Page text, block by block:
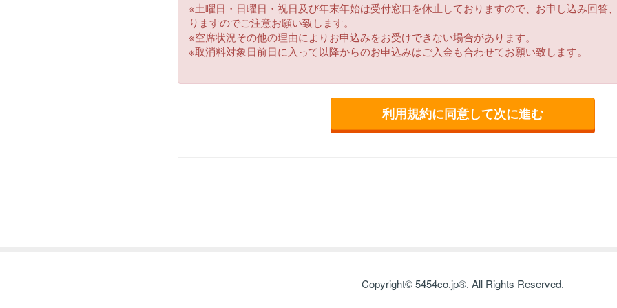
3.お伺いした個人情報の開示
当社において原則としてお客様よりいただいた情報をお客様の同意なしで業務委託先以
ことはございません。ただし、法令により開示を求められた場合はお客様の同意なく開
4.個人情報の訂正・削除のお問合せ
お客様の個人情報の開示・修正・削除等をご希望の場合、当社はお客様が本人であるこ
※土曜日・日曜日・祝日及び年末年始は受付窓口を休止しておりますので、お申し込み回答
りますのでご注意お願い致します。
※空席状況その他の理由によりお申込みをお受けできない場合があります。
※取消料対象日前日に入って以降からのお申込みはご入金も合わせてお願い致します。
Copyright© 5454co.jp®. All Rights Reserved.